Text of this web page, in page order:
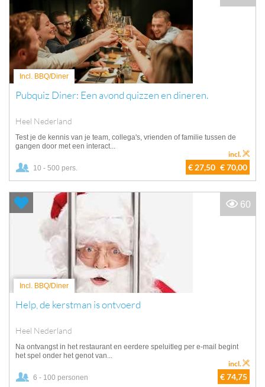
Incl. BBQ/Diner
Pubquiz Diner: Een avond quizzen en dineren.
Heel Nederland
Test je de kennis van je team, collega's, vrienden of familie tussen de
gangen door met een interact...
10 - 500 pers. € 27,50 € 70,00
incl.
Incl. BBQ/Diner
Help, de kerstman is ontvoerd
Heel Nederland
Na ontvangst in het restaurant en eerdere speluitleg per e-mail begint
het spel onder het genot van...
6 - 100 personen € 74,75
incl.
60